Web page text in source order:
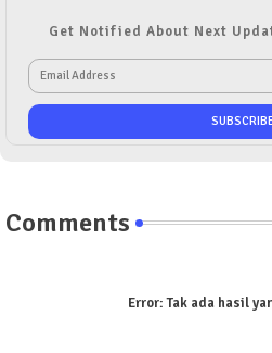
Get Notified About Next
Comments
Error:Tak ada hasil